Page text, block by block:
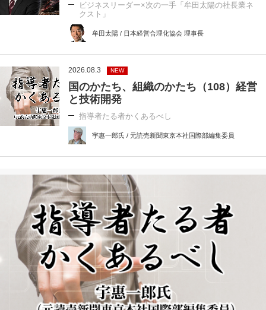
ビジネスリーダー×次の一手「牟田太陽の社長業ネ
クスト」
牟田太陽 / 日本経営合理化協会 理事長
2026.08.3 NEW
国のかたち、組織のかたち（108）経営
と技術開発
指導者たる者かくあるべし
宇惠一郎氏 / 元読売新聞東京本社国際部編集委員